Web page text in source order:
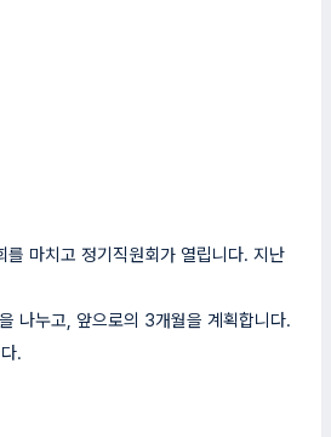
마치고 정기직원회가 열립니다. 지난
나누고, 앞으로의 3개월을 계획합니다.
.